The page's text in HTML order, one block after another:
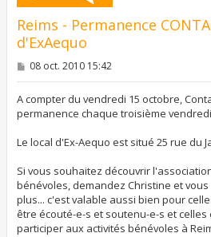
Reims - Permanence
d'ExAequo
M
s
a
g
08 oct. 2010 15:42
A compter du vendredi 15 octobre,
permanence chaque troisième
Le local d'Ex-Aequo est situé 25 rue du
Si vous souhaitez découvrir
bénévoles, demandez Christine et
plus... c'est valable aussi bien pour
être écouté-e-s et soutenu-e-s et
participer aux activités bénévoles à